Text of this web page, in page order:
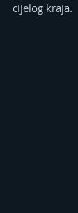
cijelog kraja.